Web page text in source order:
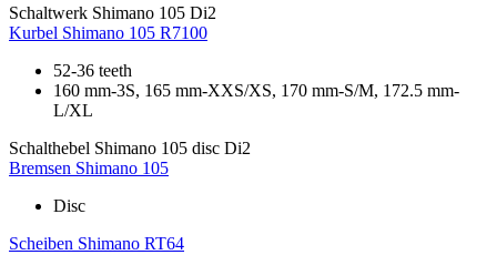
Schaltwerk Shimano 105 Di2
Kurbel Shimano 105 R7100
52-36 teeth
160 mm-3S, 165 mm-XXS/XS, 170 mm-S/M, 172.5 mm-
L/XL
Schalthebel Shimano 105 disc Di2
Bremsen Shimano 105
Disc
Scheiben Shimano RT64